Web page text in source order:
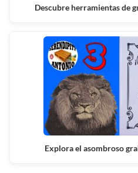
Descubre herramientas de
Explora el asombroso